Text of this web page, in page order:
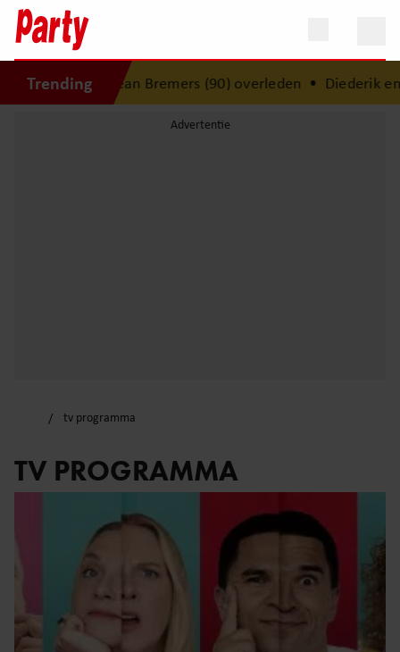
TrendingJean Bremers (90) overleden• Diederik en
tv programma
TV PROGRAMMA